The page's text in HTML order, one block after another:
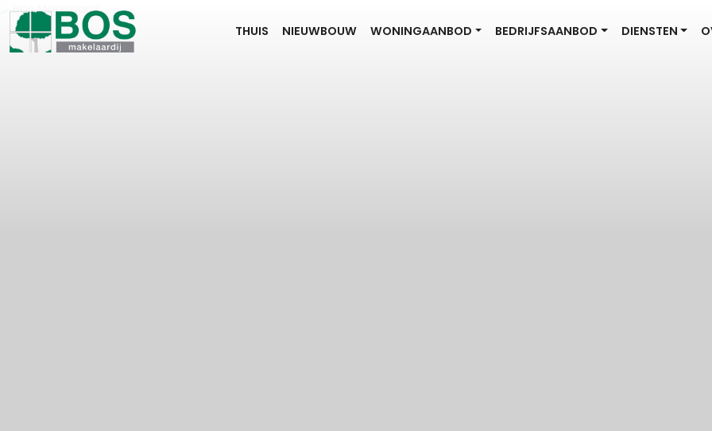
THUIS NIEUWBOUW WONINGAANBOD BEDRIJFSAANBOD DIENSTEN